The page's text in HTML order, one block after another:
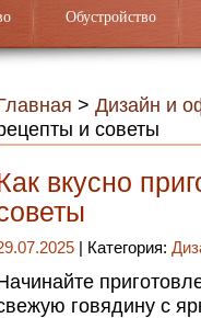
Обустройство
> Дизайн и
и советы
вкусно
| Категория:
говядину с